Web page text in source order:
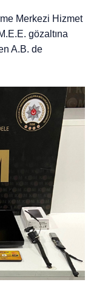
Merkezi Hizmet
gözaltına
A.B. de